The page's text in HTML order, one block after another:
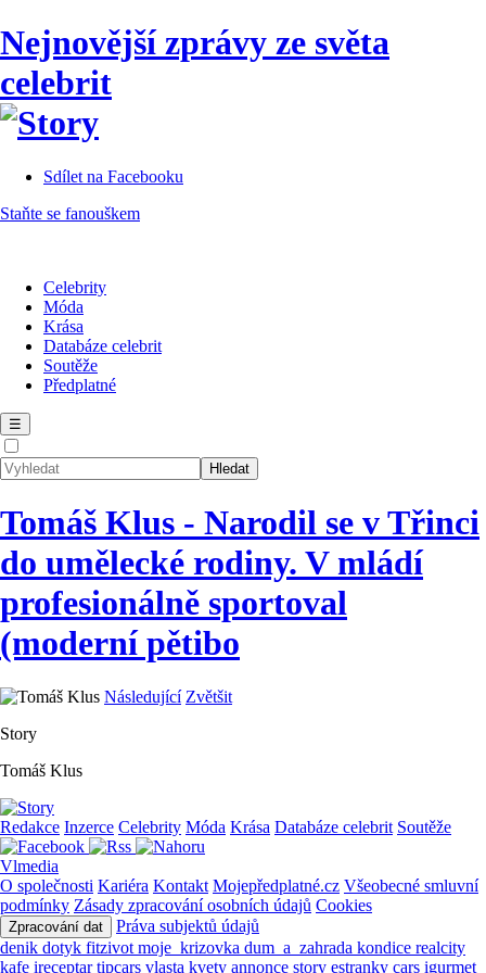
Nejnovější zprávy ze světa
celebrit
Sdílet na Facebooku
Staňte se fanouškem
Celebrity
Móda
Krása
Databáze celebrit
Soutěže
Předplatné
☰
Tomáš Klus - Narodil se v Třinci
do umělecké rodiny. V mládí
profesionálně sportoval
(moderní pětibo
Následující Zvětšit
Story
Tomáš Klus
Redakce Inzerce Celebrity Móda Krása Databáze celebrit Soutěže
Vlmedia
O společnosti Kariéra Kontakt Mojepředplatné.cz Všeobecné smluvní
podmínky Zásady zpracování osobních údajů Cookies
Zpracování dat
Práva subjektů údajů
denik dotyk fitzivot moje_krizovka dum_a_zahrada kondice realcity
kafe ireceptartipcars vlasta kvety annonce story estranky cars igurmet